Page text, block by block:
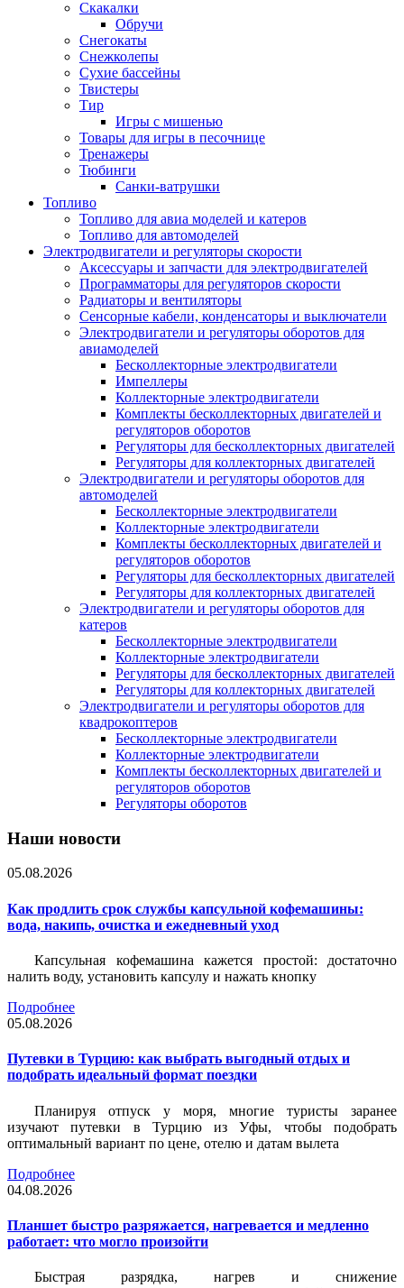
Скакалки
Обручи
Снегокаты
Снежколепы
Сухие бассейны
Твистеры
Тир
Игры с мишенью
Товары для игры в песочнице
Тренажеры
Тюбинги
Санки-ватрушки
Топливо
Топливо для авиа моделей и катеров
Топливо для автомоделей
Электродвигатели и регуляторы скорости
Аксессуары и запчасти для электродвигателей
Программаторы для регуляторов скорости
Радиаторы и вентиляторы
Сенсорные кабели, конденсаторы и выключатели
Электродвигатели и регуляторы оборотов для
авиамоделей
Бесколлекторные электродвигатели
Импеллеры
Коллекторные электродвигатели
Комплекты бесколлекторных двигателей и
регуляторов оборотов
Регуляторы для бесколлекторных двигателей
Регуляторы для коллекторных двигателей
Электродвигатели и регуляторы оборотов для
автомоделей
Бесколлекторные электродвигатели
Коллекторные электродвигатели
Комплекты бесколлекторных двигателей и
регуляторов оборотов
Регуляторы для бесколлекторных двигателей
Регуляторы для коллекторных двигателей
Электродвигатели и регуляторы оборотов для
катеров
Бесколлекторные электродвигатели
Коллекторные электродвигатели
Регуляторы для бесколлекторных двигателей
Регуляторы для коллекторных двигателей
Электродвигатели и регуляторы оборотов для
квадрокоптеров
Бесколлекторные электродвигатели
Коллекторные электродвигатели
Комплекты бесколлекторных двигателей и
регуляторов оборотов
Регуляторы оборотов
Наши новости
05.08.2026
Как продлить срок службы капсульной кофемашины:
вода, накипь, очистка и ежедневный уход
Капсульная кофемашина кажется простой: достаточно
налить воду, установить капсулу и нажать кнопку
Подробнее
05.08.2026
Путевки в Турцию: как выбрать выгодный отдых и
подобрать идеальный формат поездки
Планируя отпуск у моря, многие туристы заранее
изучают путевки в Турцию из Уфы, чтобы подобрать
оптимальный вариант по цене, отелю и датам вылета
Подробнее
04.08.2026
Планшет быстро разряжается, нагревается и медленно
работает: что могло произойти
Быстрая разрядка, нагрев и снижение